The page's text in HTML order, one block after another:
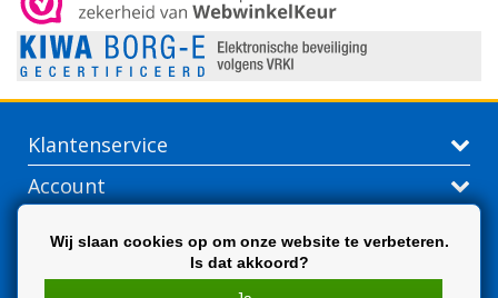
Klantenservice
Account
Wij slaan cookies op om onze website te verbeteren.
Is dat akkoord?